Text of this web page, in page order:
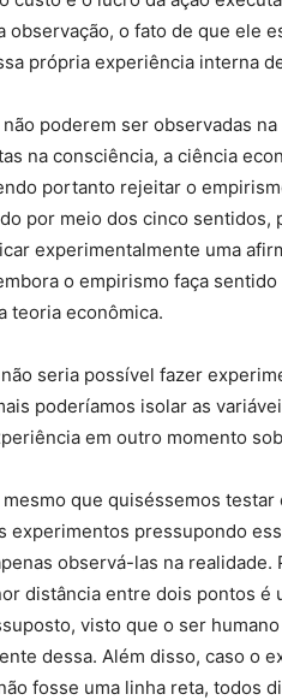
observação, o fato de que ele
própria experiência interna
poderem ser observadas
na consciência, a ciência
portanto rejeitar o
por meio dos cinco sentidos,
experimentalmente uma
o empirismo faça
teoria econômica.
seria possível fazer
poderíamos isolar as
em outro momento
que quiséssemos
experimentos pressupondo
observá-las na
distância entre dois pontos
visto que o ser
dessa. Além disso, caso o
fosse uma linha reta, todos